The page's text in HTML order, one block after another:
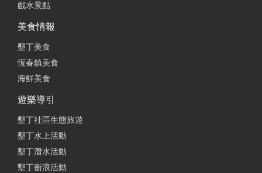
戲水景點
美食情報
墾丁美食
恆春鎮美食
海鮮美食
遊樂導引
墾丁社區生態旅遊
墾丁水上活動
墾丁潛水活動
墾丁衝浪活動